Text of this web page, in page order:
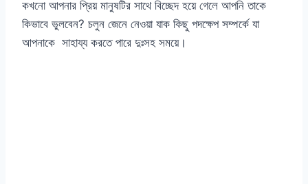
কখনো আপনার প্রিয় মানুষটির সাথে বিচ্ছেদ হয়ে গেলে আপনি তাকে
কিভাবে ভুলবেন? চলুন জেনে নেওয়া যাক কিছু পদক্ষেপ সম্পর্কে যা
আপনাকে সাহায্য করতে পারে দুঃসহ সময়ে।